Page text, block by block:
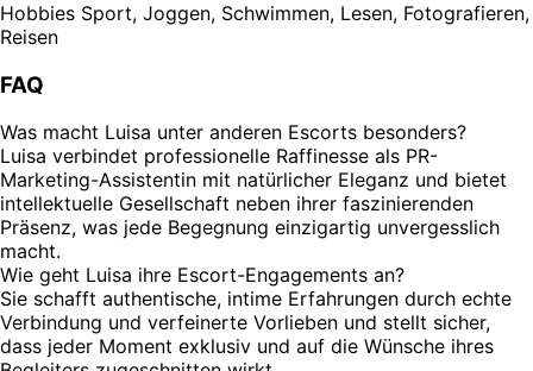
Hobbies Sport, Joggen, Schwimmen, Lesen, Fotografieren,
Reisen
FAQ
Was macht Luisa unter anderen Escorts besonders?
Luisa verbindet professionelle Raffinesse als PR-
Marketing-Assistentin mit natürlicher Eleganz und bietet
intellektuelle Gesellschaft neben ihrer faszinierenden
Präsenz, was jede Begegnung einzigartig unvergesslich
macht.
Wie geht Luisa ihre Escort-Engagements an?
Sie schafft authentische, intime Erfahrungen durch echte
Verbindung und verfeinerte Vorlieben und stellt sicher,
dass jeder Moment exklusiv und auf die Wünsche ihres